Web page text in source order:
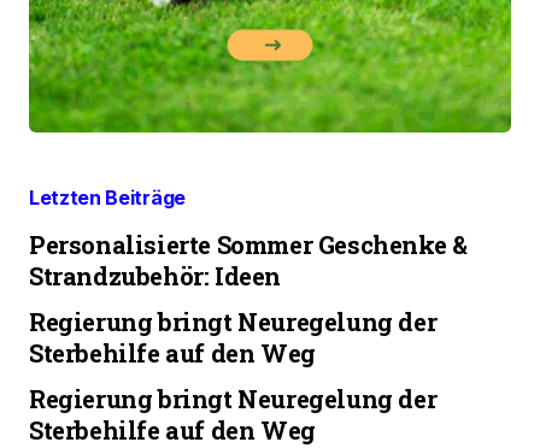
Letzten Beiträge
Personalisierte Sommer Geschenke &
Strandzubehör: Ideen
Regierung bringt Neuregelung der
Sterbehilfe auf den Weg
Regierung bringt Neuregelung der
Sterbehilfe auf den Weg